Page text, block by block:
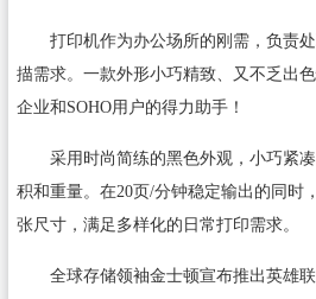
打印机作为办公场所的刚需，负责处
描需求。一款外形小巧精致、又不乏出
企业和SOHO用户的得力助手！
采用时尚简练的黑色外观，小巧紧凑
积和重量。在20页/分钟稳定输出的同时
张尺寸，满足多样化的日常打印需求。
全球存储领袖金士顿宣布推出英雄联